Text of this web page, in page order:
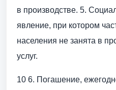
в производстве. 5.
явление, при котором
населения не занята в
услуг.
10 6. Погашение,